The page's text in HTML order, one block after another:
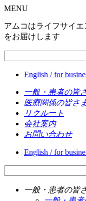
MENU
アムコはライフサイ
をお届けします
English / for
一般・患者の皆
医療関係の皆さ
リクルート
会社案内
お問い合わせ
English / for
一般・患者の皆